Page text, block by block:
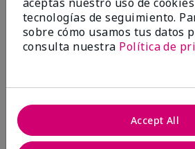
Escribir Una
tecnologías de seguimiento.
sobre cómo usamos tus datos
consulta nuestra Política de
Accept All